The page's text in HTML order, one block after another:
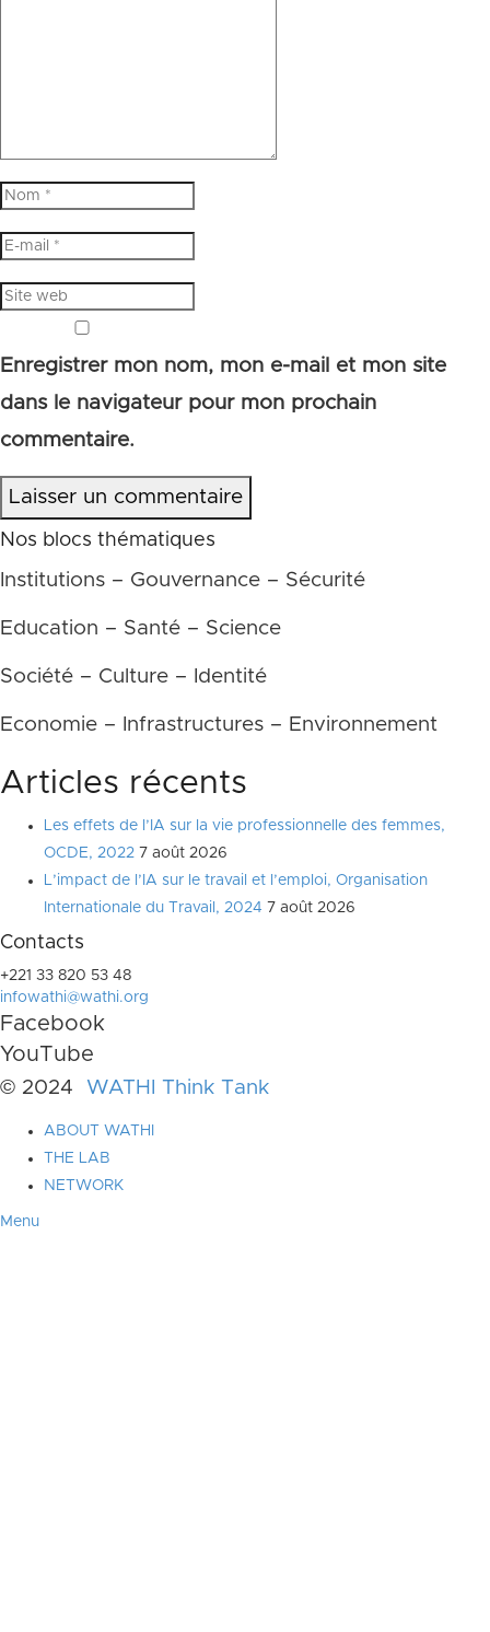
Enregistrer mon nom, mon e-mail et mon site
dans le navigateur pour mon prochain
commentaire.
Laisser un commentaire
Nos blocs thématiques
Institutions – Gouvernance – Sécurité
Education – Santé – Science
Société – Culture – Identité
Economie – Infrastructures – Environnement
Articles récents
Les effets de l’IA sur la vie professionnelle des femmes,
OCDE, 2022 7 août 2026
L’impact de l’IA sur le travail et l’emploi, Organisation
Internationale du Travail, 2024 7 août 2026
Contacts
+221 33 820 53 48
infowathi@wathi.org
Facebook
YouTube
© 2024 WATHI Think Tank
ABOUT WATHI
THE LAB
NETWORK
Menu